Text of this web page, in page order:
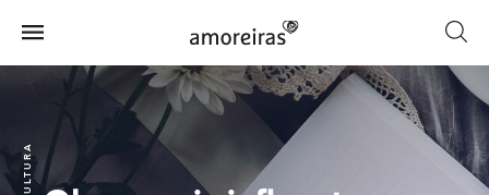
main
content
Home
Menu
CULTURA